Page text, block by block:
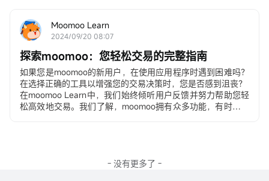
Moomoo Learn
2024/09/20 08:07
探索moomoo：您轻松交易的完整指南
如果您是moomoo的新用户，在使用应用程序时遇到困难吗？
在选择正确的工具以增强您的交易决策时，您是否感到沮丧？
在moomoo Learn中，我们始终倾听用户反馈并努力帮助您轻
松高效地交易。我们了解，moomoo拥有众多功能，有时可能
- 没有更多了 -